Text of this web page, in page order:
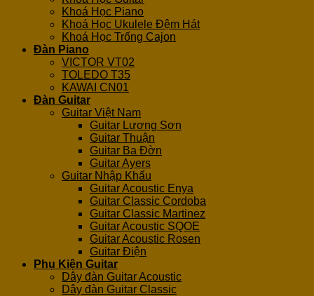
Khoá Học Piano
Khoá Học Ukulele Đệm Hát
Khoá Học Trống Cajon
Đàn Piano
VICTOR VT02
TOLEDO T35
KAWAI CN01
Đàn Guitar
Guitar Việt Nam
Guitar Lương Sơn
Guitar Thuận
Guitar Ba Đờn
Guitar Ayers
Guitar Nhập Khẩu
Guitar Acoustic Enya
Guitar Classic Cordoba
Guitar Classic Martinez
Guitar Acoustic SQOE
Guitar Acoustic Rosen
Guitar Điện
Phụ Kiện Guitar
Dây đàn Guitar Acoustic
Dây đàn Guitar Classic